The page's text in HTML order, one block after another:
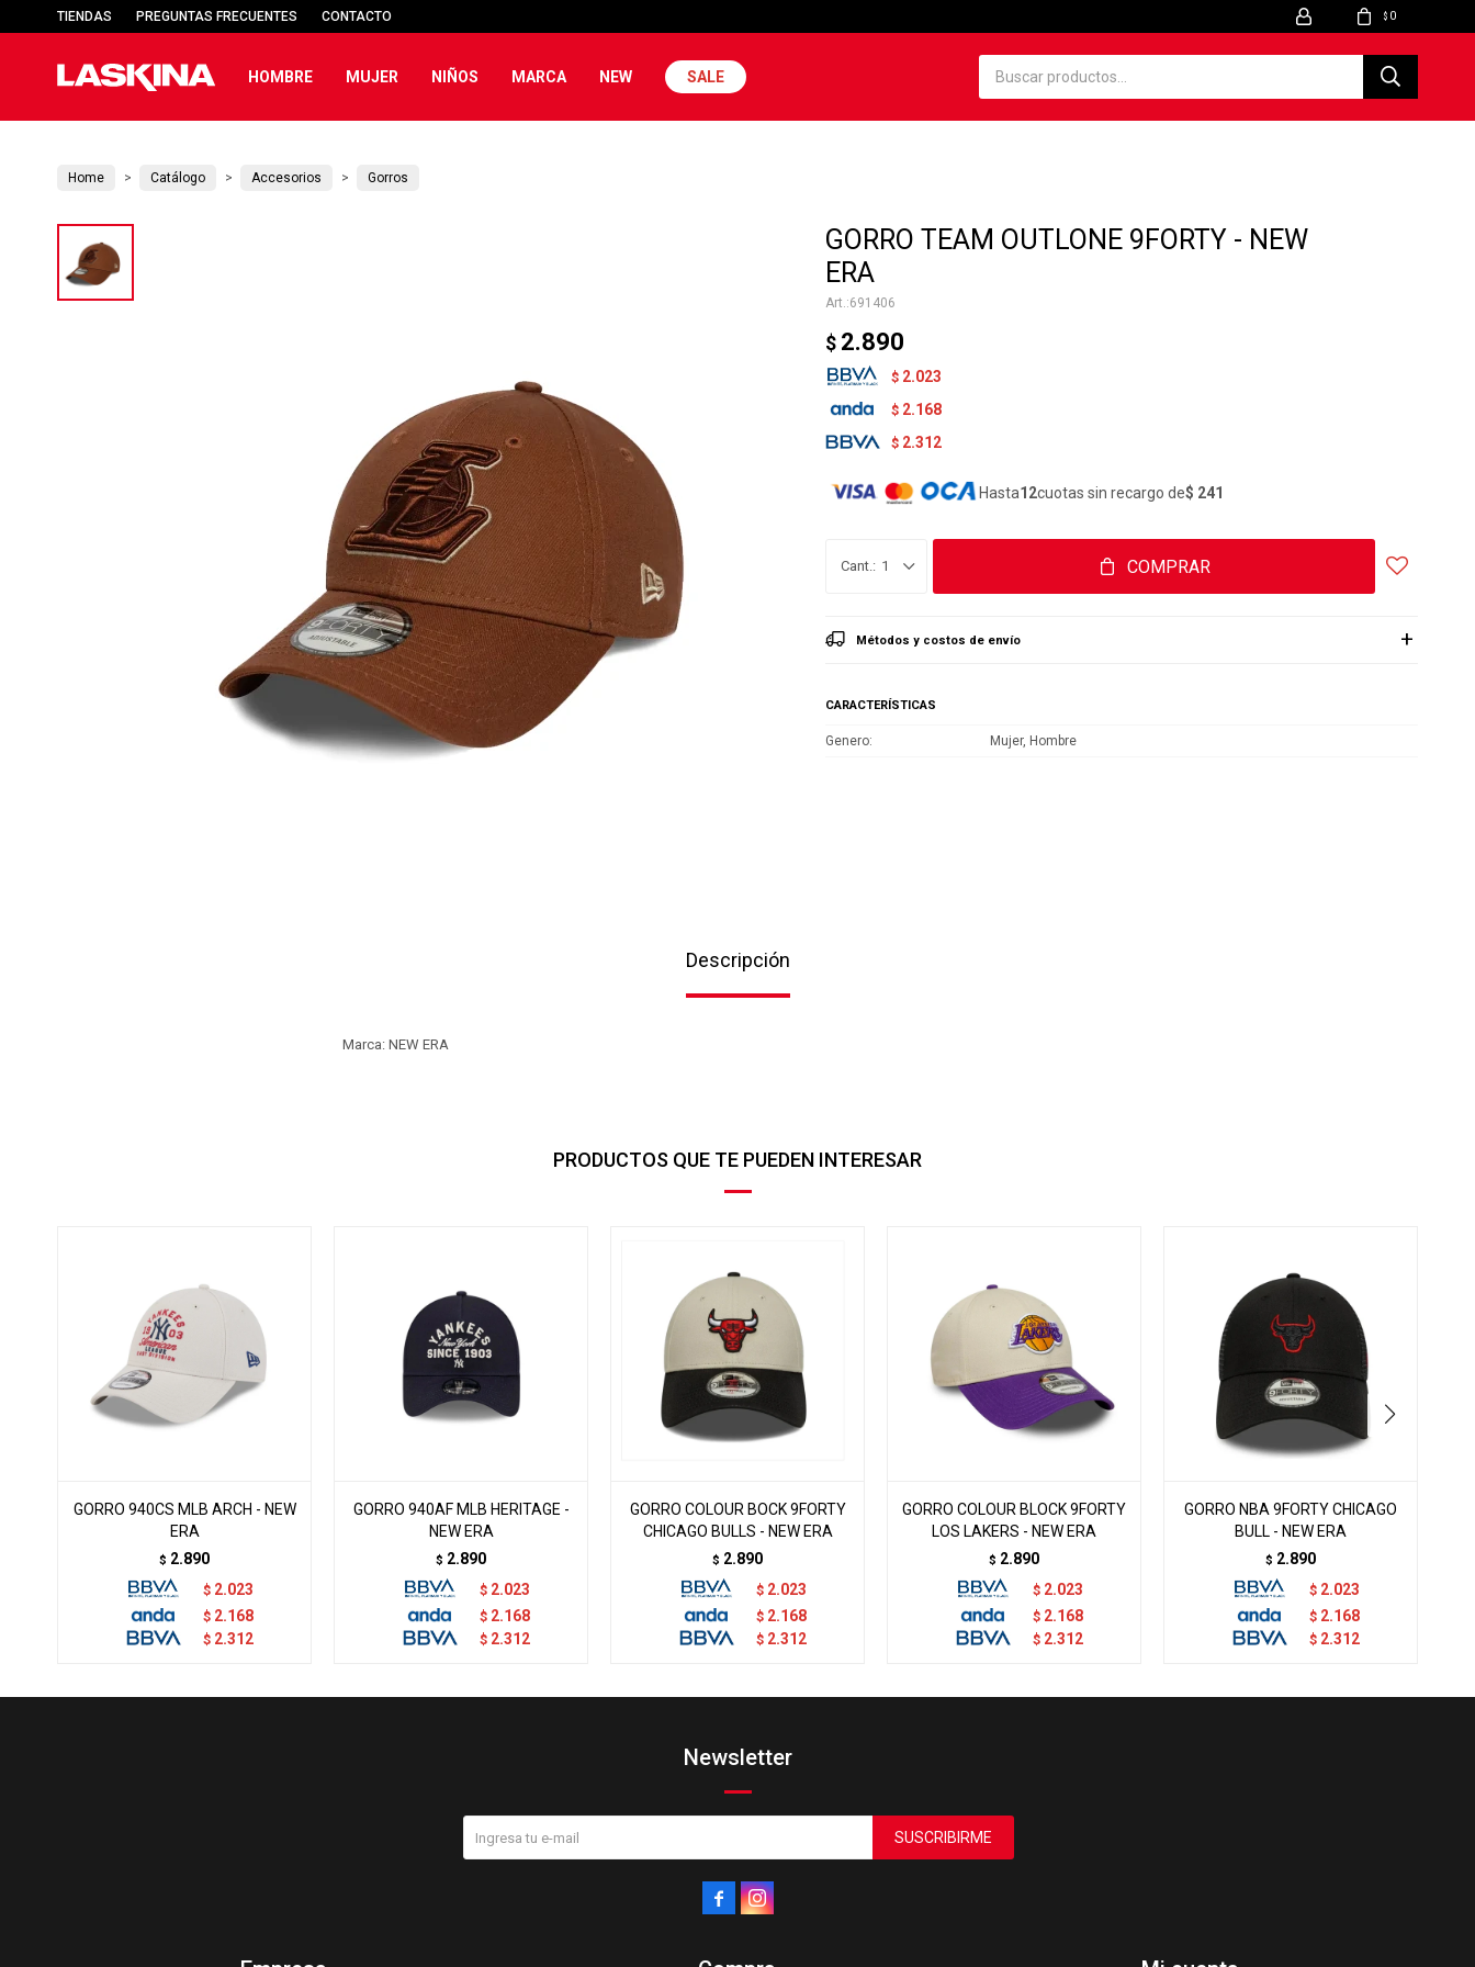
HOMBRE MUJER NIÑOS MARCA NEW SALE
$ 0
TIENDAS PREGUNTAS FRECUENTES CONTACTO
Home Catálogo Accesorios Gorros
GORRO TEAM OUTLONE 9FORTY - NEW
ERA
691406
$ 2.890
$ 2.023
$ 2.168
$ 2.312
Hasta12cuotas sin recargo de$ 241
1 COMPRAR
Métodos y costos de envío
CARACTERÍSTICAS
Genero Mujer, Hombre
Descripción
Marca: NEW ERA
PRODUCTOS QUE TE PUEDEN INTERESAR
GORRO 940CS MLB ARCH - NEW
ERA
$ 2.890
$ 2.023
$ 2.168
$ 2.312
GORRO 940AF MLB HERITAGE -
NEW ERA
$ 2.890
$ 2.023
$ 2.168
$ 2.312
GORRO COLOUR BOCK 9FORTY
CHICAGO BULLS - NEW ERA
$ 2.890
$ 2.023
$ 2.168
$ 2.312
GORRO COLOUR BLOCK 9FORTY
LOS LAKERS - NEW ERA
$ 2.890
$ 2.023
$ 2.168
$ 2.312
GORRO NBA 9FORTY CHICAGO
BULL - NEW ERA
$ 2.890
$ 2.023
$ 2.168
$ 2.312
Newsletter
SUSCRIBIRME
 